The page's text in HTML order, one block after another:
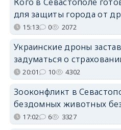
для защиты города от
15:13 0 2072
Украинские дроны
задуматься о
20:01 10 4302
Зооконфликт в
бездомных животных
17:02 6 3327